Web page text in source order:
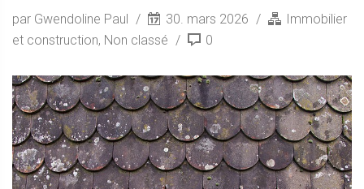
par Gwendoline Paul 30. mars 2026
Immobilier
et construction, Non classé 0